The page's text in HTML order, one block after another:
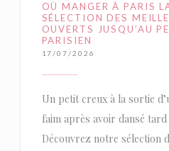
OÙ MANGER À PARIS
SÉLECTION DES
OUVERTS JUSQU’AU
PARISIEN
17/07/2026
Un petit creux à la sortie
faim après avoir dansé tard
Découvrez notre sélection